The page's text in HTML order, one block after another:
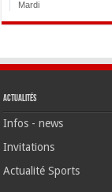
Actualités
Infos - news
Invitations
Actualité Sports